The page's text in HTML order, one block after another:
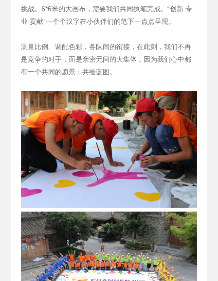
挑战。6*6米的大画布，需要我们共同执笔完成。“创新 专
业 贡献”一个个汉字在小伙伴们的笔下一点点呈现。
测量比例、调配色彩，各队间的衔接，在此刻，我们不再
是竞争的对手，而是亲密无间的大集体，因为我们心中都
有一个共同的愿景：共绘蓝图。